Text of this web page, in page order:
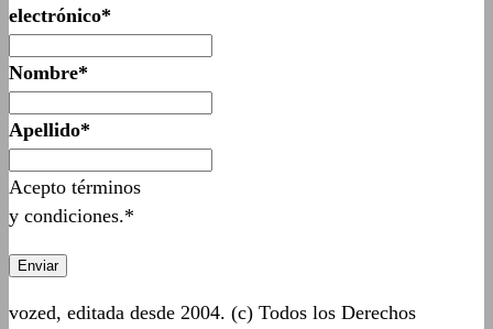
electrónico*
Nombre*
Apellido*
Acepto términos
y condiciones.*
vozed, editada desde 2004. (c) Todos los Derechos